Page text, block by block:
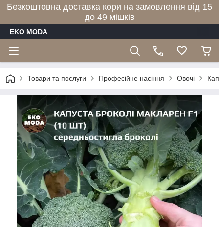
Безкоштовна доставка кори на замовлення від 15
до 49 мішків
EKO MODA
Товари та послуги Професійне насіння Овочі